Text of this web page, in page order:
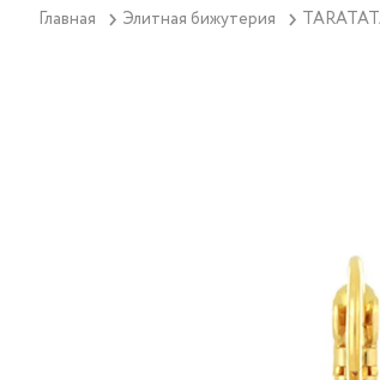
Главная Элитная бижутерия